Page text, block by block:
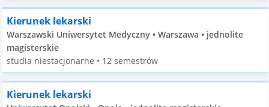
Kierunek lekarski
Warszawski Uniwersytet Medyczny • Warszawa • jednolite
magisterskie
studia niestacjonarne • 12 semestrów
Kierunek lekarski